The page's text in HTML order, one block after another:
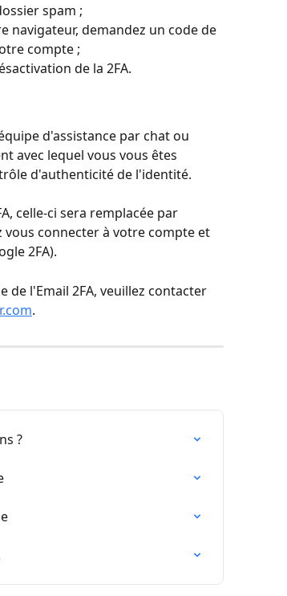
spam ;
navigateur, demandez un code de
compte ;
de la 2FA.
d'assistance par chat ou
avec lequel vous vous êtes
d'authenticité de l'identité.
celle-ci sera remplacée par
vous connecter à votre compte et
2FA).
de l'Email 2FA, veuillez contacter
.
?